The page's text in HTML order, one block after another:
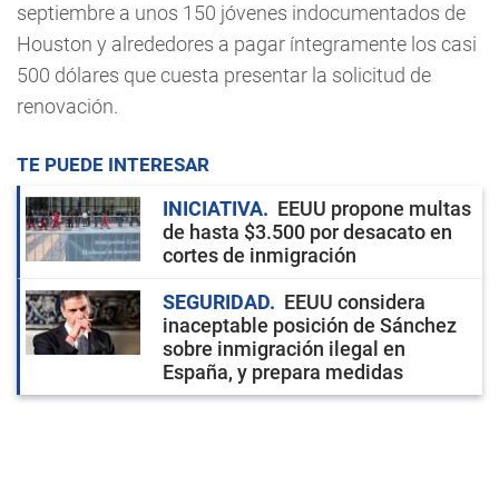
septiembre a unos 150 jóvenes indocumentados de
Houston y alrededores a pagar íntegramente los casi
500 dólares que cuesta presentar la solicitud de
renovación.
TE PUEDE INTERESAR
INICIATIVA
EEUU propone multas
de hasta $3.500 por desacato en
cortes de inmigración
SEGURIDAD
EEUU considera
inaceptable posición de Sánchez
sobre inmigración ilegal en
España, y prepara medidas